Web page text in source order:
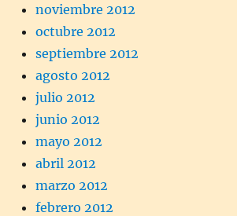
noviembre 2012
octubre 2012
septiembre 2012
agosto 2012
julio 2012
junio 2012
mayo 2012
abril 2012
marzo 2012
febrero 2012